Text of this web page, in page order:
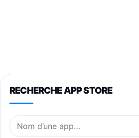
RECHERCHE APP STORE
Nom de l’application